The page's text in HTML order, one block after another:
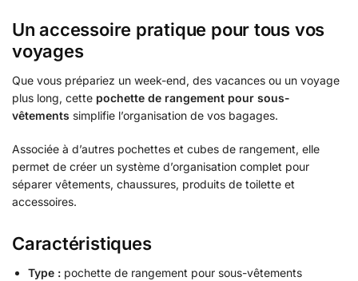
Un accessoire pratique pour tous vos
voyages
Que vous prépariez un week-end, des vacances ou un voyage
plus long, cette pochette de rangement pour sous-
vêtements simplifie l’organisation de vos bagages.
Associée à d’autres pochettes et cubes de rangement, elle
permet de créer un système d’organisation complet pour
séparer vêtements, chaussures, produits de toilette et
accessoires.
Caractéristiques
Type : pochette de rangement pour sous-vêtements